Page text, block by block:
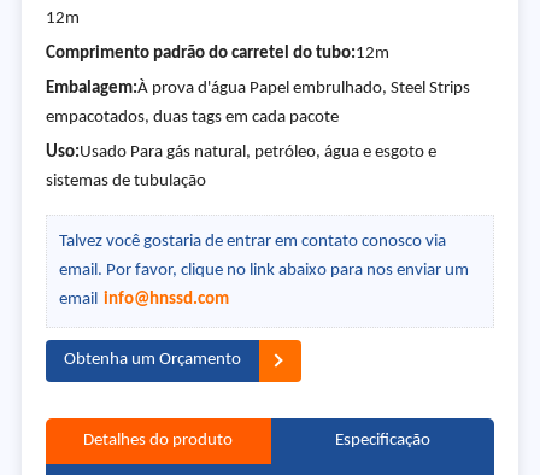
12m
Comprimento padrão do carretel do tubo:12m
Embalagem:À prova d'água Papel embrulhado, Steel Strips
empacotados, duas tags em cada pacote
Uso:Usado Para gás natural, petróleo, água e esgoto e
sistemas de tubulação
Talvez você gostaria de entrar em contato conosco via
email. Por favor, clique no link abaixo para nos enviar um
email info@hnssd.com
Obtenha um Orçamento
Detalhes do produto Especificação